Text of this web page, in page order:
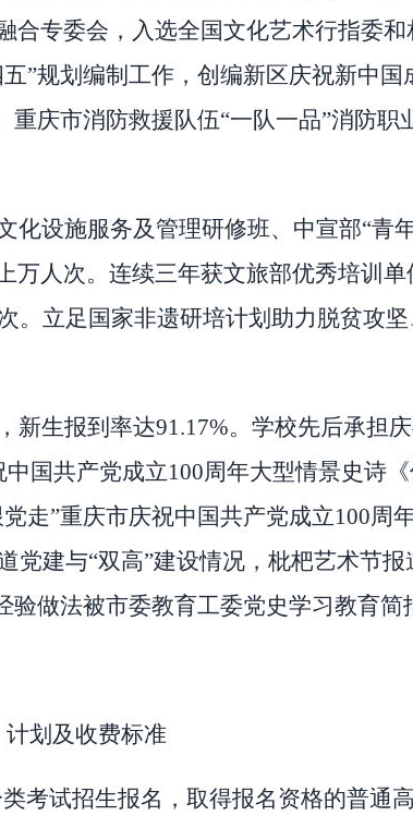
专委会，入选全国文化艺术行指委
”规划编制工作，创编新区庆祝新中国
重庆市消防救援队伍“一队一品”消防职
化设施服务及管理研修班、中宣部“青
万人次。连续三年获文旅部优秀培训
。立足国家非遗研培计划助力脱贫攻
新生报到率达91.17%。学校先后承担
国共产党成立100周年大型情景史诗
走”重庆市庆祝中国共产党成立100周
党建与“双高”建设情况，枇杷艺术节报
做法被市委教育工委党史学习教育简
划及收费标准
考试招生报名，取得报名资格的普通